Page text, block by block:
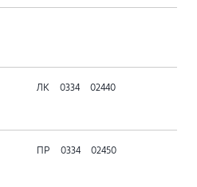
ЛК 0334 02440
ПР 0334 02450